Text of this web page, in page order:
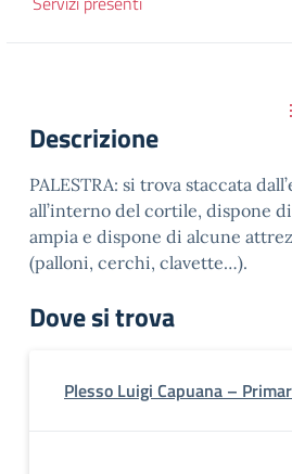
Descrizione
PALESTRA: si trova staccata
all’interno del cortile, dispone di
ampia e dispone di alcune
(palloni, cerchi, clavette…).
Dove si trova
Plesso Luigi Capuana –